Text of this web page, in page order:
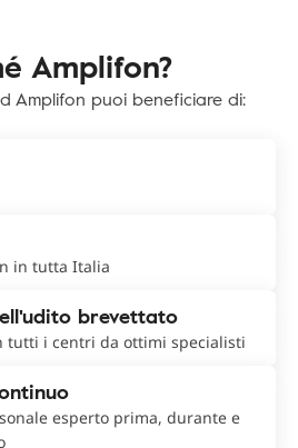
Amplifon?
Amplifon puoi beneficiare di:
in tutta Italia
brevettato
tutti i centri da ottimi specialisti
esperto prima, durante e